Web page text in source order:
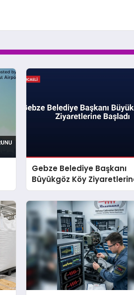
Gebze Belediye Başkanı
Büyükgöz Köy
Başladı